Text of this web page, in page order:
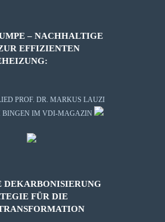
– NACHHALTIGE
EFFIZIENTEN
PROF. DR. MARKUS LAUZI
BINGEN IM VDI-MAGAZIN
DEKARBONISIERUNG
FÜR DIE